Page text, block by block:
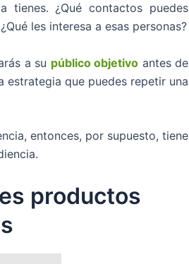
¿Qué contactos puedes
les interesa a esas personas?
a su público objetivo antes de
que puedes repetir una
entonces, por supuesto, tiene
productos